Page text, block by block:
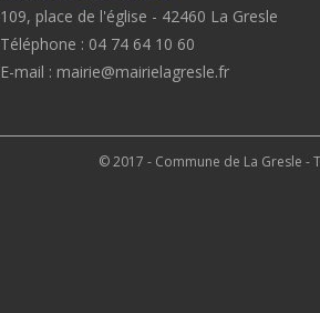
109, place de l'église - 42460 La Gresle
Téléphone : 04 74 64 10 60
E-mail : mairie@mairielagresle.fr
© 2017 - Commune de La Gresle -